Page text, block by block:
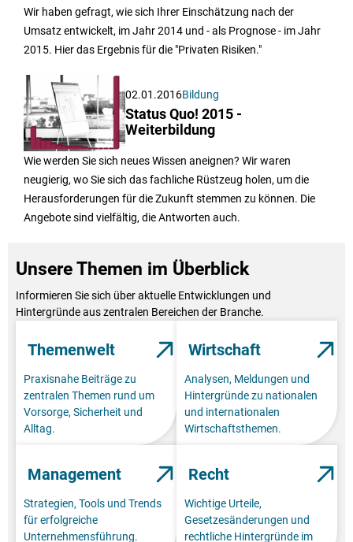
Wir haben gefragt, wie sich Ihrer Einschätzung nach der
Umsatz entwickelt, im Jahr 2014 und - als Prognose - im Jahr
2015. Hier das Ergebnis für die "Privaten Risiken."
02.01.2016Bildung
Status Quo! 2015 -
Weiterbildung
Wie werden Sie sich neues Wissen aneignen? Wir waren
neugierig, wo Sie sich das fachliche Rüstzeug holen, um die
Herausforderungen für die Zukunft stemmen zu können. Die
Angebote sind vielfältig, die Antworten auch.
Unsere Themen im Überblick
Informieren Sie sich über aktuelle Entwicklungen und
Hintergründe aus zentralen Bereichen der Branche.
Themenwelt
Praxisnahe Beiträge zu
zentralen Themen rund um
Vorsorge, Sicherheit und
Alltag.
Wirtschaft
Analysen, Meldungen und
Hintergründe zu nationalen
und internationalen
Wirtschaftsthemen.
Management
Strategien, Tools und Trends
für erfolgreiche
Unternehmensführung.
Recht
Wichtige Urteile,
Gesetzesänderungen und
rechtliche Hintergründe im